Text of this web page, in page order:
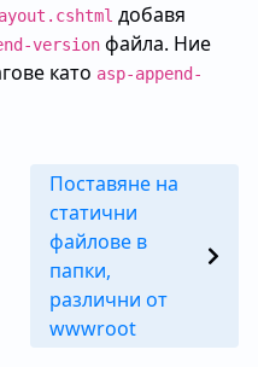
добавя
version файла. Ние
като asp-append-
Поставяне на
статични
файлове в
папки,
различни от
wwwroot